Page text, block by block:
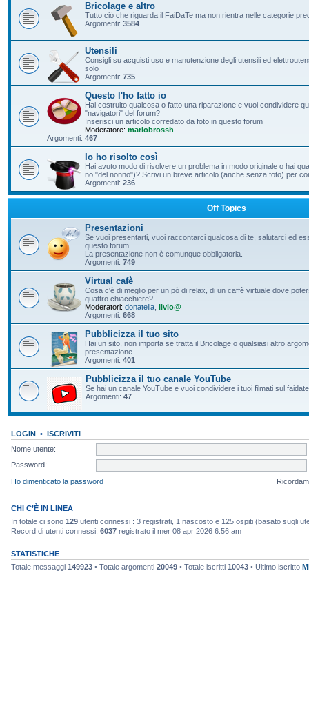
Bricolage e altro
Tutto ciò che riguarda il FaiDaTe ma non rientra nelle categorie
Argomenti: 3584
Utensili
Consigli su acquisti uso e manutenzione degli utensili ed
solo
Argomenti: 735
Questo l'ho fatto io
Hai costruito qualcosa o fatto una riparazione e vuoi condividere
"navigatori" del forum?
Inserisci un articolo corredato da foto in questo forum
Moderatore: mariobrossh
Argomenti: 467
Io ho risolto così
Hai avuto modo di risolvere un problema in modo originale o hai
no "del nonno")? Scrivi un breve articolo (anche senza foto) per
Argomenti: 236
Off Topics
Presentazioni
Se vuoi presentarti, vuoi raccontarci qualcosa di te, salutarci ed
questo forum.
La presentazione non è comunque obbligatoria.
Argomenti: 749
Virtual cafè
Cosa c'è di meglio per un pò di relax, di un caffè virtuale dove
quattro chiacchiere?
Moderatori: donatella livio@
Argomenti: 668
Pubblicizza il tuo sito
Hai un sito, non importa se tratta il Bricolage o qualsiasi altro
presentazione
Argomenti: 401
Pubblicizza il tuo canale YouTube
Se hai un canale YouTube e vuoi condividere i tuoi filmati sul
Argomenti: 47
LOGIN • ISCRIVITI
Nome utente:
Password:
Ho dimenticato la password
CHI C’È IN LINEA
In totale ci sono 129 utenti connessi : 3 registrati, 1 nascosto e 125 ospiti (basato sugli
Record di utenti connessi: 6037 registrato il mer 08 apr 2026 6:56 am
STATISTICHE
Totale messaggi 149923 • Totale argomenti 20049 • Totale iscritti 10043 • Ultimo iscritto